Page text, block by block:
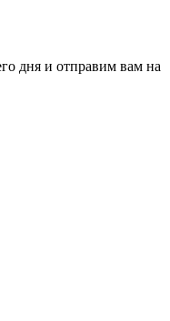
дня и отправим вам на